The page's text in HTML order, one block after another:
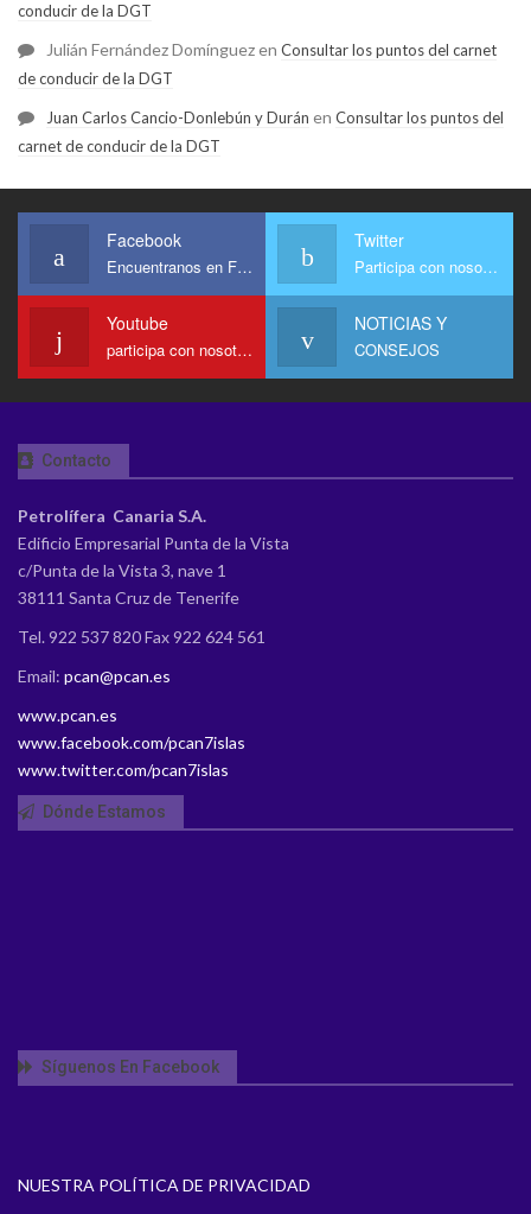
conducir de la DGT
Julián Fernández Domínguezen Consultar los puntos del carnet
de conducir de la DGT
Juan Carlos Cancio-Donlebún y Durán en Consultar los puntos del
carnet de conducir de la DGT
Facebook
Encuentranos en Facebook
Twitter
Participa con nosotros
Youtube
participa con nosotros en Youtube
NOTICIAS Y
CONSEJOS
Contacto
Petrolífera Canaria S.A.
Edificio Empresarial Punta de la Vista
c/Punta de la Vista 3, nave 1
38111 Santa Cruz de Tenerife
Tel. 922 537 820 Fax 922 624 561
Email: pcan@pcan.es
www.pcan.es
www.facebook.com/pcan7islas
www.twitter.com/pcan7islas
Dónde Estamos
Síguenos En Facebook
NUESTRA POLÍTICA DE PRIVACIDAD